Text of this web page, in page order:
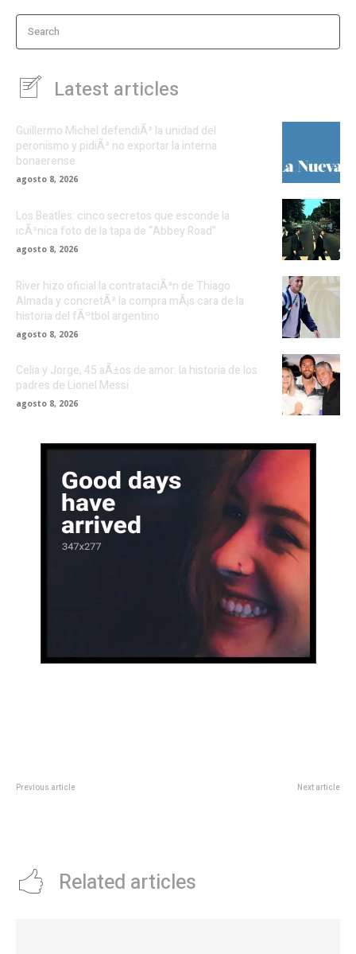
Search
Latest articles
Guillermo Michel defendiÃ³ la unidad del
peronismo y pidiÃ³ no exportar la interna
bonaerense
agosto 8, 2026
Los Beatles: cinco secretos que esconde la
icÃ³nica foto de la tapa de “Abbey Road”
agosto 8, 2026
River hizo oficial la contrataciÃ³n de Thiago
Almada y concretÃ³ la compra mÃ¡s cara de la
historia del fÃºtbol argentino
agosto 8, 2026
Celia y Jorge, 45 aÃ±os de amor: la historia de los
padres de Lionel Messi
agosto 8, 2026
Previous article Next article
Related articles